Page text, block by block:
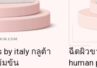
by italy กลูต้า
มข้น
ฉีดผิวข
human